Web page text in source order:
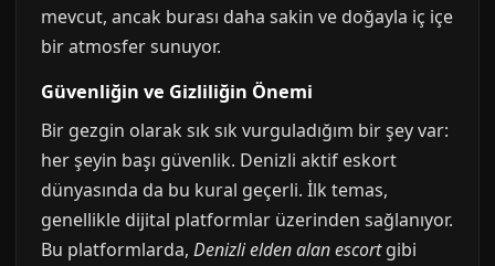
mevcut, ancak burası daha sakin ve doğayla iç içe
bir atmosfer sunuyor.
Güvenliğin ve Gizliliğin Önemi
Bir gezgin olarak sık sık vurguladığım bir şey var:
her şeyin başı güvenlik. Denizli aktif eskort
dünyasında da bu kural geçerli. İlk temas,
genellikle dijital platformlar üzerinden sağlanıyor.
Bu platformlarda, Denizli elden alan escortgibi